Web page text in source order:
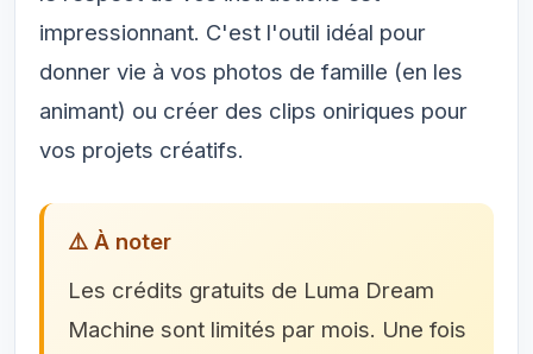
impressionnant. C'est l'outil idéal pour
donner vie à vos photos de famille (en les
animant) ou créer des clips oniriques pour
vos projets créatifs.
⚠️ À noter
Les crédits gratuits de Luma Dream
Machine sont limités par mois. Une fois